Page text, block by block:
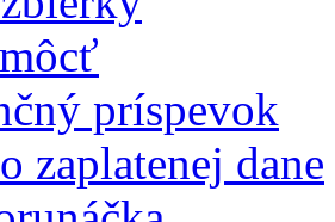
príspevok
zaplatenej dane